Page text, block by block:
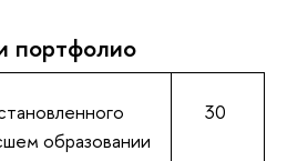
портфолио
образовании
30